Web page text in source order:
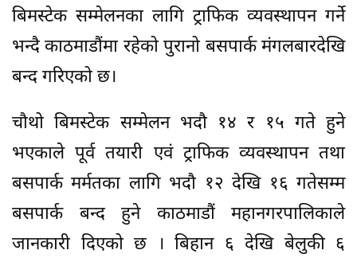
बिमस्टेक सम्मेलनका लागि ट्राफिक व्यवस्थापन गर्ने
भन्दै काठमाडौंमा रहेको पुरानो बसपार्क मंगलबारदेखि
बन्द गरिएको छ।
चौथो बिमस्टेक सम्मेलन भदौ १४ र १५ गते हुने
भएकाले पूर्व तयारी एवं ट्राफिक व्यवस्थापन तथा
बसपार्क मर्मतका लागि भदौ १२ देखि १६ गतेसम्म
बसपार्क बन्द हुने काठमाडौं महानगरपालिकाले
जानकारी दिएको छ । बिहान ६ देखि बेलुकी ६